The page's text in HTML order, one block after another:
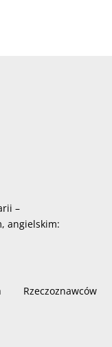
–
angielskim:
Rzeczoznawców